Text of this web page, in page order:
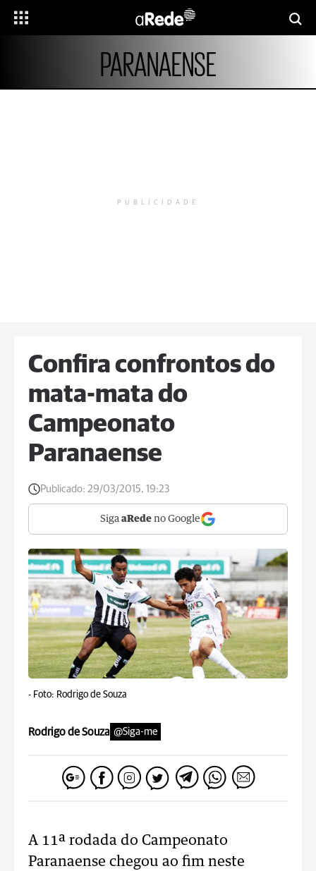
PARANAENSE
PUBLICIDADE
Confira confrontos do
mata-mata do
Campeonato
Paranaense
Publicado: 29/03/2015, 19:23
Siga aRede no Google
- Foto: Rodrigo de Souza
Rodrigo de Souza @Siga-me
A 11ª rodada do Campeonato
Paranaense chegou ao fim neste